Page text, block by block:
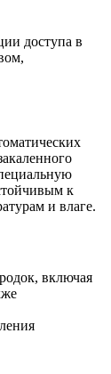
доступа в
к
и влаге.
включая